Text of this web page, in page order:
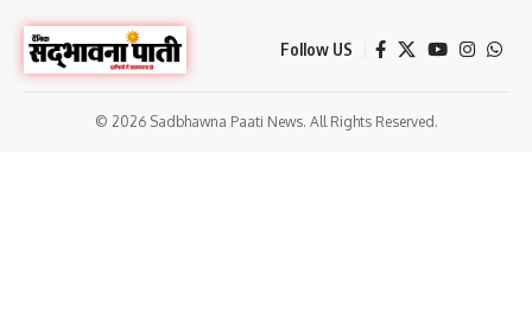
Follow US
© 2026 Sadbhawna Paati News. All Rights Reserved.